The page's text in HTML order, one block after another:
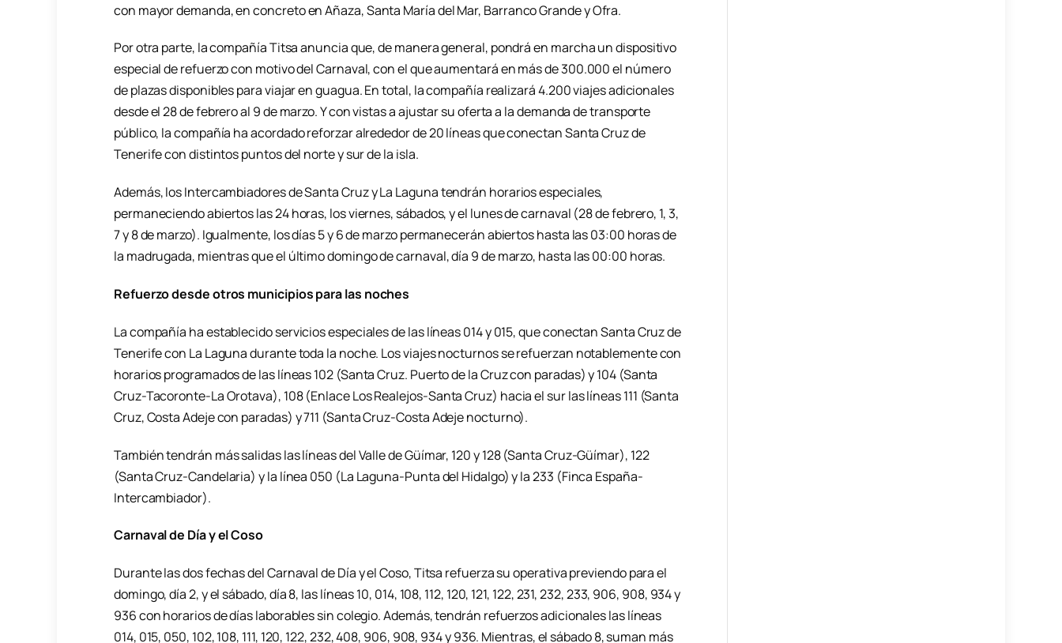
con mayor demanda, en concreto en Añaza, Santa María del Mar, Barranco Grande y Ofra.
Por otra parte, la compañía Titsa anuncia que, de manera general, pondrá en marcha un dispositivo
especial de refuerzo con motivo del Carnaval, con el que aumentará en más de 300.000 el número
de plazas disponibles para viajar en guagua. En total, la compañía realizará 4.200 viajes adicionales
desde el 28 de febrero al 9 de marzo. Y con vistas a ajustar su oferta a la demanda de transporte
público, la compañía ha acordado reforzar alrededor de 20 líneas que conectan Santa Cruz de
Tenerife con distintos puntos del norte y sur de la isla.
Además, los Intercambiadores de Santa Cruz y La Laguna tendrán horarios especiales,
permaneciendo abiertos las 24 horas, los viernes, sábados, y el lunes de carnaval (28 de febrero, 1, 3,
7 y 8 de marzo). Igualmente, los días 5 y 6 de marzo permanecerán abiertos hasta las 03:00 horas de
la madrugada, mientras que el último domingo de carnaval, día 9 de marzo, hasta las 00:00 horas.
Refuerzo desde otros municipios para las noches
La compañía ha establecido servicios especiales de las líneas 014 y 015, que conectan Santa Cruz de
Tenerife con La Laguna durante toda la noche. Los viajes nocturnos se refuerzan notablemente con
horarios programados de las líneas 102 (Santa Cruz. Puerto de la Cruz con paradas) y 104 (Santa
Cruz-Tacoronte-La Orotava), 108 (Enlace Los Realejos-Santa Cruz) hacia el sur las líneas 111 (Santa
Cruz, Costa Adeje con paradas) y 711 (Santa Cruz-Costa Adeje nocturno).
También tendrán más salidas las líneas del Valle de Güímar, 120 y 128 (Santa Cruz-Güímar), 122
(Santa Cruz-Candelaria) y la línea 050 (La Laguna-Punta del Hidalgo) y la 233 (Finca España-
Intercambiador).
Carnaval de Día y el Coso
Durante las dos fechas del Carnaval de Día y el Coso, Titsa refuerza su operativa previendo para el
domingo, día 2, y el sábado, día 8, las líneas 10, 014, 108, 112, 120, 121, 122, 231, 232, 233, 906, 908, 934 y
936 con horarios de días laborables sin colegio. Además, tendrán refuerzos adicionales las líneas
014, 015, 050, 102, 108, 111, 120, 122, 232, 408, 906, 908, 934 y 936. Mientras, el sábado 8, suman más